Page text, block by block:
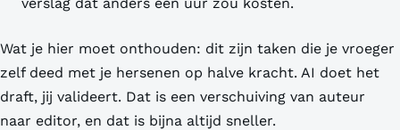
Wat je hier moet onthouden: dit zijn taken die je vroeger
zelf deed met je hersenen op halve kracht. AI doet het
draft, jij valideert. Dat is een verschuiving van auteur
naar editor, en dat is bijna altijd sneller.